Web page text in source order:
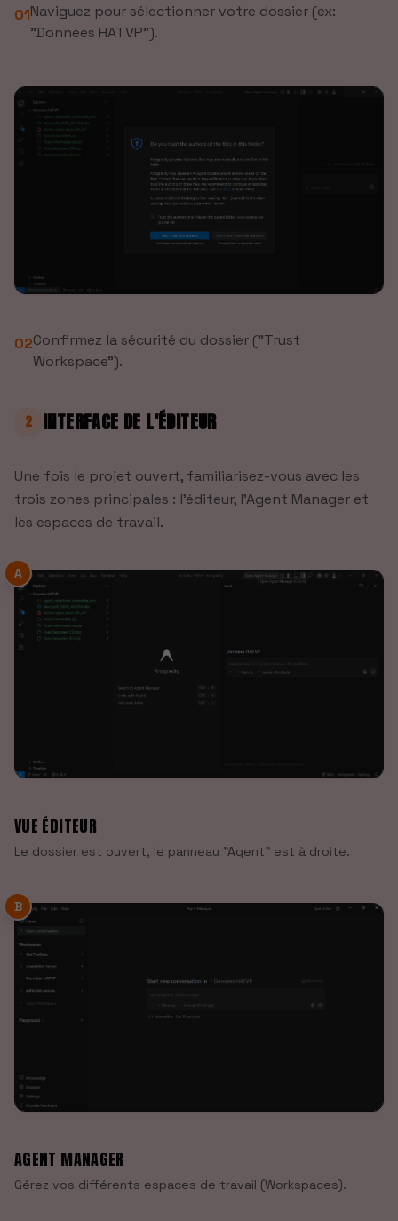
01Naviguez pour sélectionner votre dossier (ex:
"Données HATVP").
02Confirmez la sécurité du dossier ("Trust
Workspace").
2 INTERFACE DE L'ÉDITEUR
Une fois le projet ouvert, familiarisez-vous avec les
trois zones principales : l'éditeur, l'Agent Manager et
les espaces de travail.
A
VUE ÉDITEUR
Le dossier est ouvert, le panneau "Agent" est à droite.
B
AGENT MANAGER
Gérez vos différents espaces de travail (Workspaces).